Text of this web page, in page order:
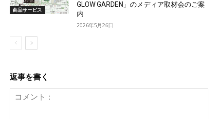
商品サービス
GLOW GARDEN」のメディア取材会のご案
内
2026年5月26日
返事を書く